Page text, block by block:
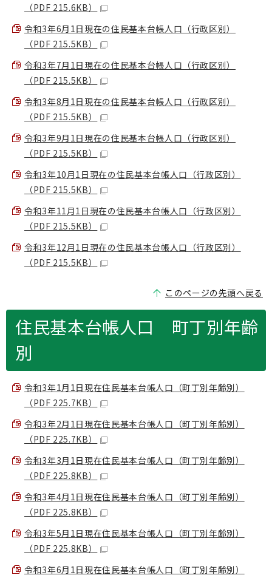
（PDF 215.6KB）
令和3年6月1日現在の住民基本台帳人口（行政区別）
（PDF 215.5KB）
令和3年7月1日現在の住民基本台帳人口（行政区別）
（PDF 215.5KB）
令和3年8月1日現在の住民基本台帳人口（行政区別）
（PDF 215.5KB）
令和3年9月1日現在の住民基本台帳人口（行政区別）
（PDF 215.5KB）
令和3年10月1日現在の住民基本台帳人口（行政区別）
（PDF 215.5KB）
令和3年11月1日現在の住民基本台帳人口（行政区別）
（PDF 215.5KB）
令和3年12月1日現在の住民基本台帳人口（行政区別）
（PDF 215.5KB）
このページの先頭へ戻る
住民基本台帳人口 町丁別年齢
別
令和3年1月1日現在住民基本台帳人口（町丁別年齢別）
（PDF 225.7KB）
令和3年2月1日現在住民基本台帳人口（町丁別年齢別）
（PDF 225.7KB）
令和3年3月1日現在住民基本台帳人口（町丁別年齢別）
（PDF 225.8KB）
令和3年4月1日現在住民基本台帳人口（町丁別年齢別）
（PDF 225.8KB）
令和3年5月1日現在住民基本台帳人口（町丁別年齢別）
（PDF 225.8KB）
令和3年6月1日現在住民基本台帳人口（町丁別年齢別）